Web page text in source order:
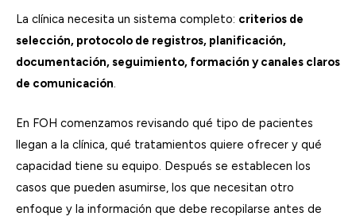
La clínica necesita un sistema completo: criterios de
selección, protocolo de registros, planificación,
documentación, seguimiento, formación y canales claros
de comunicación.
En FOH comenzamos revisando qué tipo de pacientes
llegan a la clínica, qué tratamientos quiere ofrecer y qué
capacidad tiene su equipo. Después se establecen los
casos que pueden asumirse, los que necesitan otro
enfoque y la información que debe recopilarse antes de